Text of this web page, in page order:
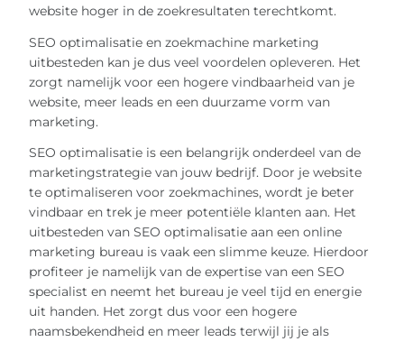
website hoger in de zoekresultaten terechtkomt.
SEO optimalisatie en zoekmachine marketing
uitbesteden kan je dus veel voordelen opleveren. Het
zorgt namelijk voor een hogere vindbaarheid van je
website, meer leads en een duurzame vorm van
marketing.
SEO optimalisatie is een belangrijk onderdeel van de
marketingstrategie van jouw bedrijf. Door je website
te optimaliseren voor zoekmachines, wordt je beter
vindbaar en trek je meer potentiële klanten aan. Het
uitbesteden van SEO optimalisatie aan een online
marketing bureau is vaak een slimme keuze. Hierdoor
profiteer je namelijk van de expertise van een SEO
specialist en neemt het bureau je veel tijd en energie
uit handen. Het zorgt dus voor een hogere
naamsbekendheid en meer leads terwijl jij je als